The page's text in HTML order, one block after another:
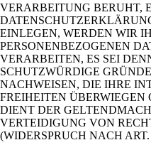
VERARBEITUNG BERUHT,
EINLEGEN, WERDEN WIR
PERSONENBEZOGENEN
VERARBEITEN, ES SEI
SCHUTZWÜRDIGE
NACHWEISEN, DIE IHRE
FREIHEITEN
DIENT DER
VERTEIDIGUNG VON
(WIDERSPRUCH NACH